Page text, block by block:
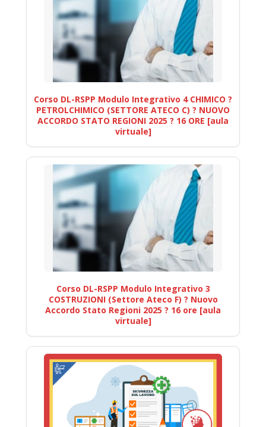
Corso DL-RSPP Modulo Integrativo 4 CHIMICO ?
PETROLCHIMICO (SETTORE ATECO C) ? NUOVO
ACCORDO STATO REGIONI 2025 ? 16 ORE [aula
virtuale]
Corso DL-RSPP Modulo Integrativo 3
COSTRUZIONI (Settore Ateco F) ? Nuovo
Accordo Stato Regioni 2025 ? 16 ore [aula
virtuale]